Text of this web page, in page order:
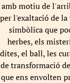
amb motiu de
per l'exaltació de
simbòlica que
herbes, els
dites, el ball, les
de transformació
que ens envolten